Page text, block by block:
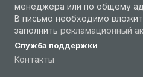
менеджера или по общему
В письмо необходимо
заполнить рекламационный
Служба поддержки
Контакты